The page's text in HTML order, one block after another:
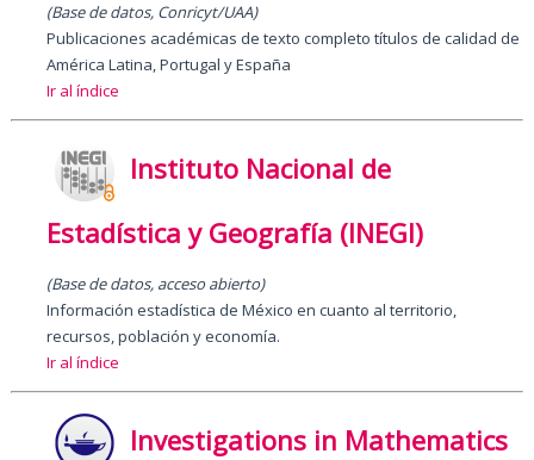
(Base de datos, Conricyt/UAA)
Publicaciones académicas de texto completo títulos de calidad de
América Latina, Portugal y España
Ir al índice
Instituto Nacional de
Estadística y Geografía (INEGI)
(Base de datos, acceso abierto)
Información estadística de México en cuanto al territorio,
recursos, población y economía.
Ir al índice
Investigations in Mathematics